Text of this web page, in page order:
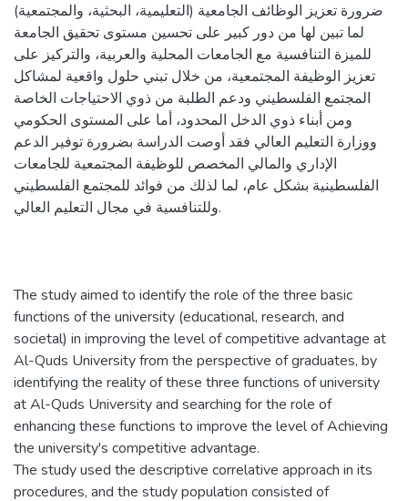
ضرورة تعزيز الوظائف الجامعية (التعليمية، البحثية، والمجتمعية)
لما تبين لها من دور كبير على تحسين مستوى تحقيق الجامعة
للميزة التنافسية مع الجامعات المحلية والعربية، والتركيز على
تعزيز الوظيفة المجتمعية، من خلال تبني حلول واقعية لمشاكل
المجتمع الفلسطيني ودعم الطلبة من ذوي الاحتياجات الخاصة
ومن أبناء ذوي الدخل المحدود، أما على المستوى الحكومي
ووزارة التعليم العالي فقد أوصت الدراسة بضرورة توفير الدعم
الإداري والمالي المخصص للوظيفة المجتمعية للجامعات
الفلسطينية بشكل عام، لما لذلك من فوائد للمجتمع الفلسطيني
وللتنافسية في مجال التعليم العالي.
The study aimed to identify the role of the three basic
functions of the university (educational, research, and
societal) in improving the level of competitive advantage at
Al-Quds University from the perspective of graduates, by
identifying the reality of these three functions of university
at Al-Quds University and searching for the role of
enhancing these functions to improve the level of Achieving
the university's competitive advantage.
The study used the descriptive correlative approach in its
procedures, and the study population consisted of